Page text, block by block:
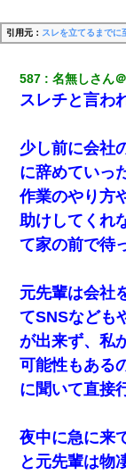
引用元： スレを立てるまでに
587 名無しさん
スレチと言わ
少し前に会社
に辞めていっ
作業のやり方
助けしてくれ
て家の前で待
元先輩は会社
てSNSなども
が出来ず、私
可能性もある
に聞いて直接
夜中に急に来
と元先輩は物